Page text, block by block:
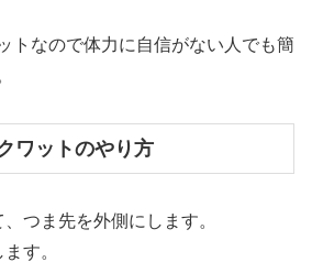
トなので体力に自信がない人でも簡
ワットのやり方
つま先を外側にします。
す。